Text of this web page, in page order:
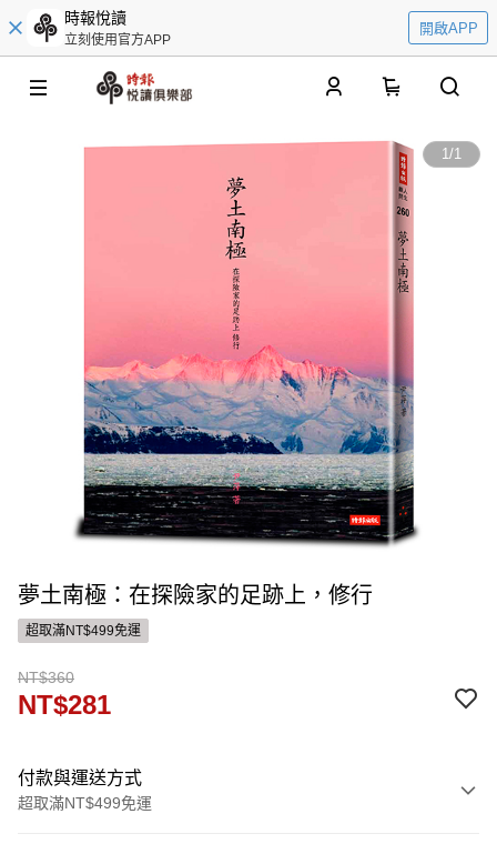
時報悅讀
立刻使用官方APP
開啟APP
1/1
夢土南極：在探險家的足跡上，修行
超取滿NT$499免運
NT$360
NT$281
付款與運送方式
超取滿NT$499免運